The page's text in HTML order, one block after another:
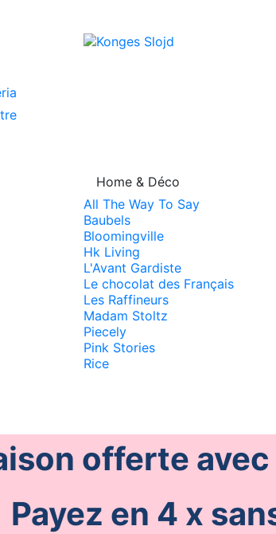
Home & Déco
All The Way To Say
Baubels
Bloomingville
Hk Living
L'Avant Gardiste
Le chocolat des Français
Les Raffineurs
Madam Stoltz
Piecely
Pink Stories
Rice
offerte
Payez en 4 x